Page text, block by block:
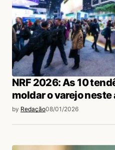
NRF 2026: As 10
moldar o varejo neste
by Redação08/01/2026